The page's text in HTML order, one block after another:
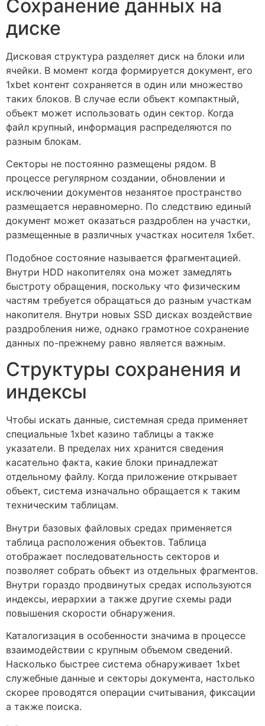
Сохранение данных на
диске
Дисковая структура разделяет диск на блоки или
ячейки. В момент когда формируется документ, его
1xbet контент сохраняется в один или множество
таких блоков. В случае если объект компактный,
объект может использовать один сектор. Когда
файл крупный, информация распределяются по
разным блокам.
Секторы не постоянно размещены рядом. В
процессе регулярном создании, обновлении и
исключении документов незанятое пространство
размещается неравномерно. По следствию единый
документ может оказаться раздроблен на участки,
размещенные в различных участках носителя 1хбет.
Подобное состояние называется фрагментацией.
Внутри HDD накопителях она может замедлять
быстроту обращения, поскольку что физическим
частям требуется обращаться до разным участкам
накопителя. Внутри новых SSD дисках воздействие
раздробления ниже, однако грамотное сохранение
данных по-прежнему равно является важным.
Структуры сохранения и
индексы
Чтобы искать данные, системная среда применяет
специальные 1xbet казино таблицы а также
указатели. В пределах них хранится сведения
касательно факта, какие блоки принадлежат
отдельному файлу. Когда приложение открывает
объект, система изначально обращается к таким
техническим таблицам.
Внутри базовых файловых средах применяется
таблица расположения объектов. Таблица
отображает последовательность секторов и
позволяет собрать объект из отдельных фрагментов.
Внутри гораздо продвинутых средах используются
индексы, иерархии а также другие схемы ради
повышения скорости обнаружения.
Каталогизация в особенности значима в процессе
взаимодействии с крупным объемом сведений.
Насколько быстрее система обнаруживает 1xbet
служебные данные и секторы документа, настолько
скорее проводятся операции считывания, фиксации
а также поиска.